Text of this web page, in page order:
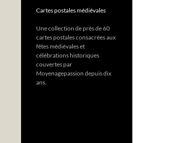
Cartes postales médiévales
Une collection de près de 60
cartes postales consacrées aux
fêtes médiévales et
célébrations historiques
couvertes par
Moyenagepassion depuis dix
ans.